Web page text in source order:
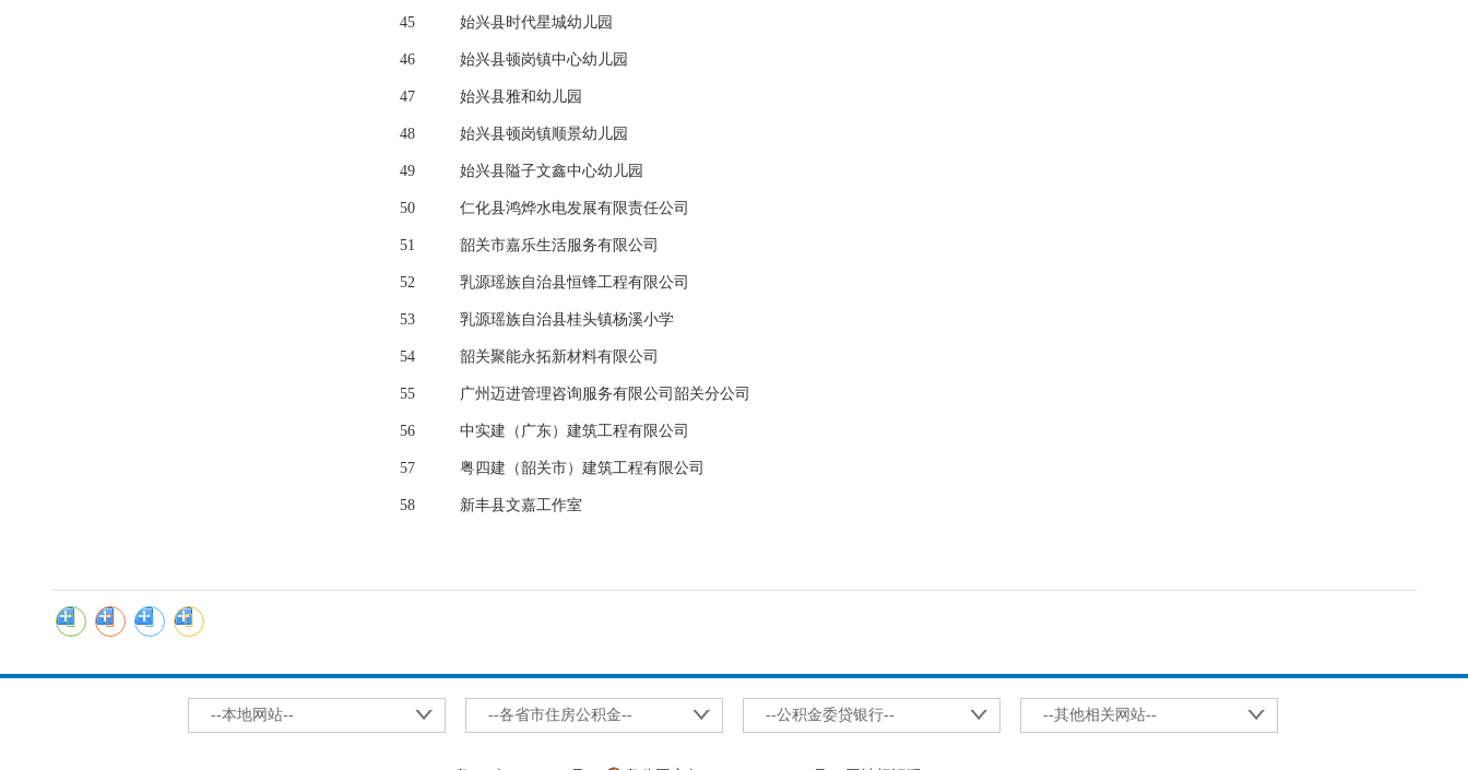
45 始兴县时代星城幼儿园
46 始兴县顿岗镇中心幼儿园
47 始兴县雅和幼儿园
48 始兴县顿岗镇顺景幼儿园
49 始兴县隘子文鑫中心幼儿园
50 仁化县鸿烨水电发展有限责任公司
51 韶关市嘉乐生活服务有限公司
52 乳源瑶族自治县恒锋工程有限公司
53 乳源瑶族自治县桂头镇杨溪小学
54 韶关聚能永拓新材料有限公司
55 广州迈进管理咨询服务有限公司韶关分公司
56 中实建（广东）建筑工程有限公司
57 粤四建（韶关市）建筑工程有限公司
58 新丰县文嘉工作室
--本地网站-- --各省市住房公积金-- --公积金委贷银行-- --其他相关网站--